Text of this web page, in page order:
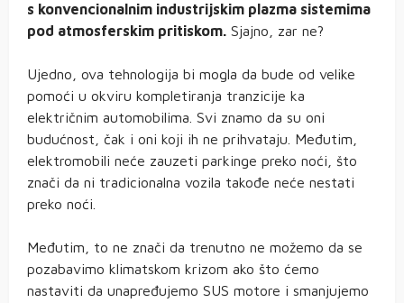
s konvencionalnim industrijskim plazma sistemima
pod atmosferskim pritiskom. Sjajno, zar ne?
Ujedno, ova tehnologija bi mogla da bude od velike
pomoći u okviru kompletiranja tranzicije ka
električnim automobilima. Svi znamo da su oni
budućnost, čak i oni koji ih ne prihvataju. Međutim,
elektromobili neće zauzeti parkinge preko noći, što
znači da ni tradicionalna vozila takođe neće nestati
preko noći.
Međutim, to ne znači da trenutno ne možemo da se
pozabavimo klimatskom krizom ako što ćemo
nastaviti da unapređujemo SUS motore i smanjujemo